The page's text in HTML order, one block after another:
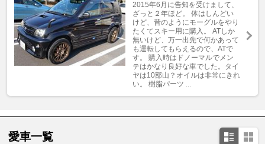
2015年6月に告知を受けまして、
ざっと２年ほど。 体はしんどい
けど、昔のようにモーグルをやり
たくてスキー用に購入。 ATしか
無いけど、万一出先で何かあって
も運転してもらえるので、ATで
す。 購入時はドノーマルでメン
テはかなり良好な車でした。タイ
ヤは10部山？オイルは非常にきれ
い。 樹脂パーツ ...
愛車一覧